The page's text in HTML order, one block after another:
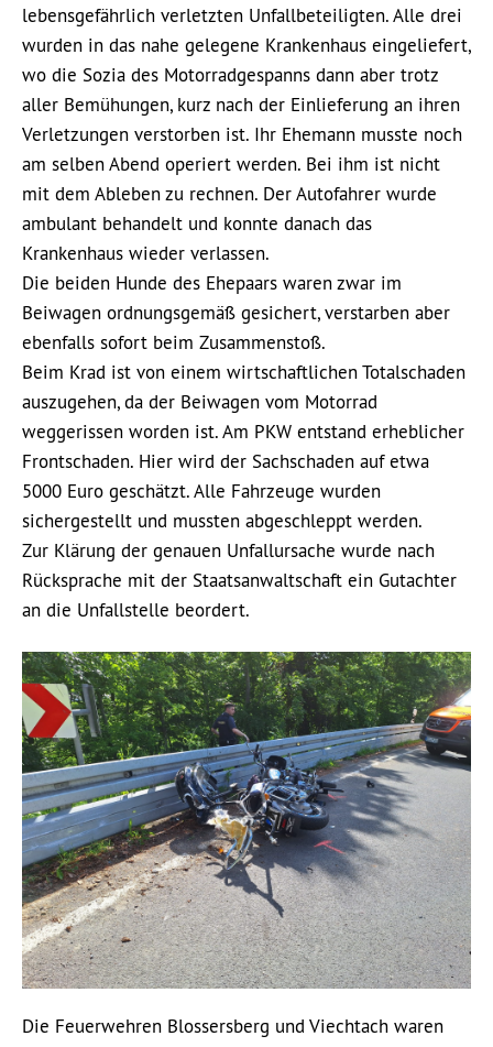
lebensgefährlich verletzten Unfallbeteiligten. Alle drei
wurden in das nahe gelegene Krankenhaus eingeliefert,
wo die Sozia des Motorradgespanns dann aber trotz
aller Bemühungen, kurz nach der Einlieferung an ihren
Verletzungen verstorben ist. Ihr Ehemann musste noch
am selben Abend operiert werden. Bei ihm ist nicht
mit dem Ableben zu rechnen. Der Autofahrer wurde
ambulant behandelt und konnte danach das
Krankenhaus wieder verlassen.
Die beiden Hunde des Ehepaars waren zwar im
Beiwagen ordnungsgemäß gesichert, verstarben aber
ebenfalls sofort beim Zusammenstoß.
Beim Krad ist von einem wirtschaftlichen Totalschaden
auszugehen, da der Beiwagen vom Motorrad
weggerissen worden ist. Am PKW entstand erheblicher
Frontschaden. Hier wird der Sachschaden auf etwa
5000 Euro geschätzt. Alle Fahrzeuge wurden
sichergestellt und mussten abgeschleppt werden.
Zur Klärung der genauen Unfallursache wurde nach
Rücksprache mit der Staatsanwaltschaft ein Gutachter
an die Unfallstelle beordert.
Die Feuerwehren Blossersberg und Viechtach waren